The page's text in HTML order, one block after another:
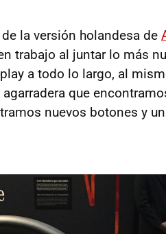
la versión holandesa de
trabajo al juntar lo más
a todo lo largo, al
que
nuevos botones y